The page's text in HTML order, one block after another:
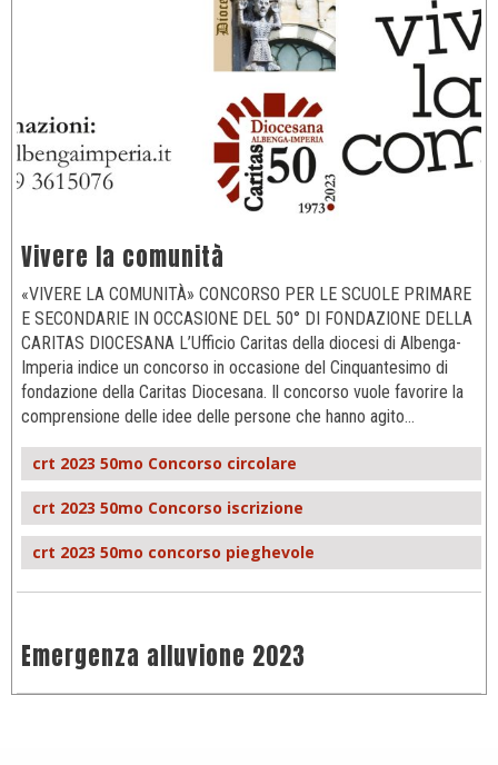
Vivere la comunità
«VIVERE LA COMUNITÀ» CONCORSO PER LE SCUOLE PRIMARE
E SECONDARIE IN OCCASIONE DEL 50° DI FONDAZIONE DELLA
CARITAS DIOCESANA L’Ufficio Caritas della diocesi di Albenga-
Imperia indice un concorso in occasione del Cinquantesimo di
fondazione della Caritas Diocesana. Il concorso vuole favorire la
comprensione delle idee delle persone che hanno agito…
crt 2023 50mo Concorso circolare
crt 2023 50mo Concorso iscrizione
crt 2023 50mo concorso pieghevole
Emergenza alluvione 2023